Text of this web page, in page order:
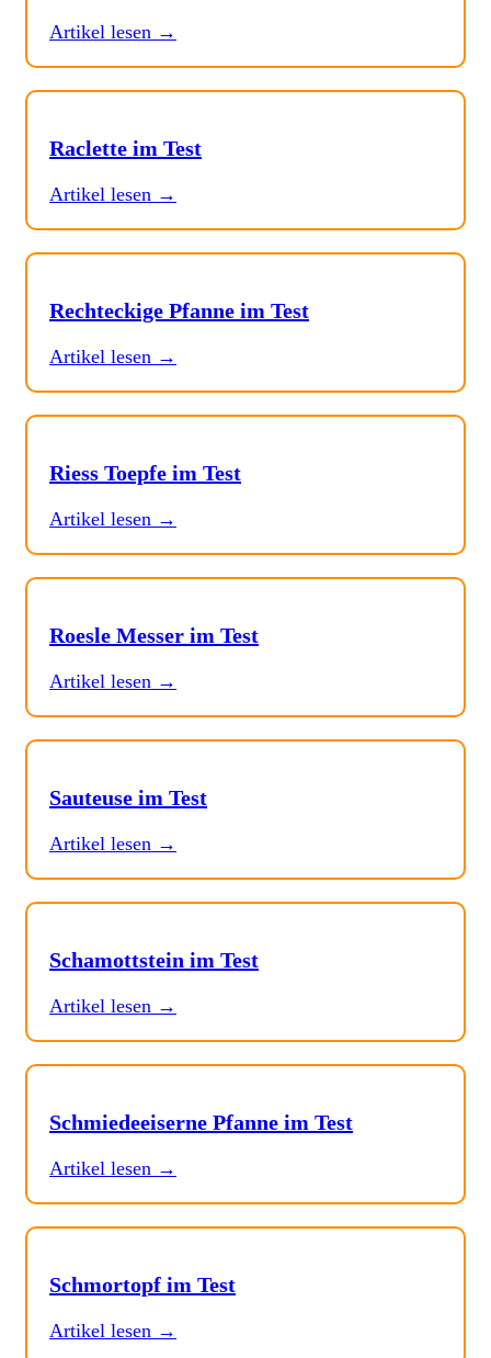
Artikel lesen →
Raclette im Test
Artikel lesen →
Rechteckige Pfanne im Test
Artikel lesen →
Riess Toepfe im Test
Artikel lesen →
Roesle Messer im Test
Artikel lesen →
Sauteuse im Test
Artikel lesen →
Schamottstein im Test
Artikel lesen →
Schmiedeeiserne Pfanne im Test
Artikel lesen →
Schmortopf im Test
Artikel lesen →